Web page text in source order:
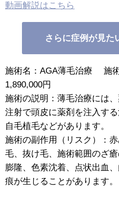
動画解説はこちら
さらに症例が見
施術名：AGA薄毛治療 施
1,890,000円
施術の説明：薄毛治療には
注射で頭皮に薬剤を注入す
自毛植毛などがあります。
施術の副作用（リスク）：
毛、抜け毛、施術範囲のざ
膨隆、色素沈着、点状出血
痕が生じることがあります。